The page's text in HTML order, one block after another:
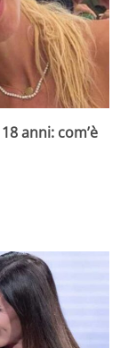
anni: com’è